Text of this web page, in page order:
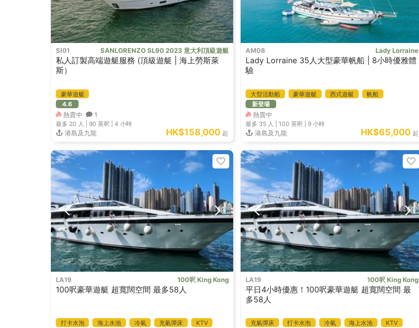
SI01 SANLORENZO SL90 2023 意大利頂級遊艇
私人訂製高端遊艇服務 (頂級遊艇 | 海上勞斯萊
斯）
豪華遊艇
4.6
熱賣中 1
最多 20 人 | 90 英呎 4 小時
港島及九龍 HK$158,000 起
AM08 Lady Lorraine
Lady Lorraine 35人大型豪華帆船 | 8小時優雅體
驗
大型活動船 豪華遊艇 西式遊艇
帆船
新登場
熱賣中
最多 35 人 |100 英呎 9 小時
港島及九龍 HK$65,000 起
LA19 100呎 King Kong
100呎豪華遊艇 超寬闊空間 最多58人
打卡水泡 海上水池 冷氣 充氣彈床
KTV
LA19 100呎 King Kong
平日4小時優惠！100呎豪華遊艇 超寬闊空間 最
多58人
充氣彈床 打卡水泡 冷氣 海上水池
KTV